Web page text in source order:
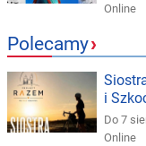
Online
Polecamy›
i
Do 7
Online